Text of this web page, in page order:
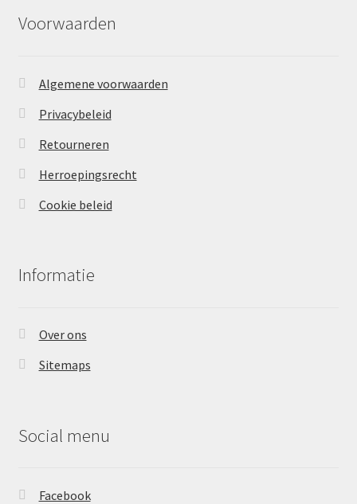
Voorwaarden
Algemene voorwaarden
Privacybeleid
Retourneren
Herroepingsrecht
Cookie beleid
Informatie
Over ons
Sitemaps
Social menu
Facebook